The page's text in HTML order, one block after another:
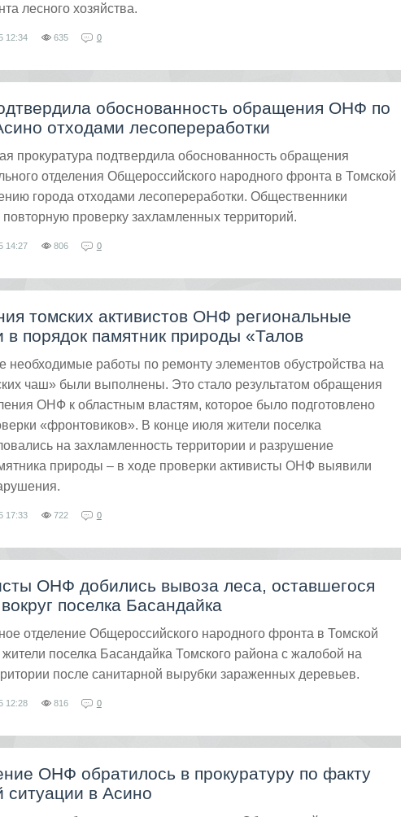
лесного хозяйства.
12:34 635 0
обоснованность обращения ОНФ по
отходами лесопереработки
прокуратура подтвердила обоснованность обращения
отделения Общероссийского народного фронта в Томской
города отходами лесопереработки. Общественники
проверку захламленных территорий.
14:27 806 0
томских активистов ОНФ региональные
в порядок памятник природы «Талов
необходимые работы по ремонту элементов обустройства на
чаш» были выполнены. Это стало результатом обращения
ОНФ к областным властям, которое было подготовлено
«фронтовиков». В конце июля жители поселка
на захламленность территории и разрушение
природы – в ходе проверки активисты ОНФ выявили
17:33 722 0
ОНФ добились вывоза леса, оставшегося
поселка Басандайка
отделение Общероссийского народного фронта в Томской
поселка Басандайка Томского района с жалобой на
после санитарной вырубки зараженных деревьев.
12:28 816 0
ОНФ обратилось в прокуратуру по факту
ситуации в Асино